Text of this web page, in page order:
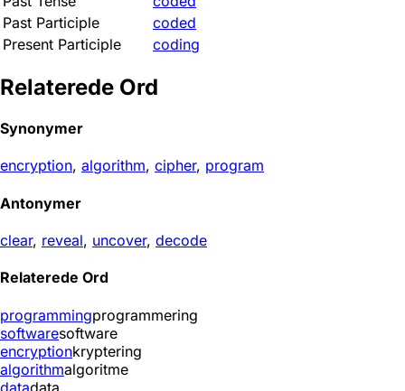
Past Participle
coded
Present Participle
coding
Relaterede Ord
Synonymer
encryption, algorithm, cipher, program
Antonymer
clear, reveal, uncover, decode
Relaterede Ord
programmingprogrammering
softwaresoftware
encryptionkryptering
algorithmalgoritme
datadata